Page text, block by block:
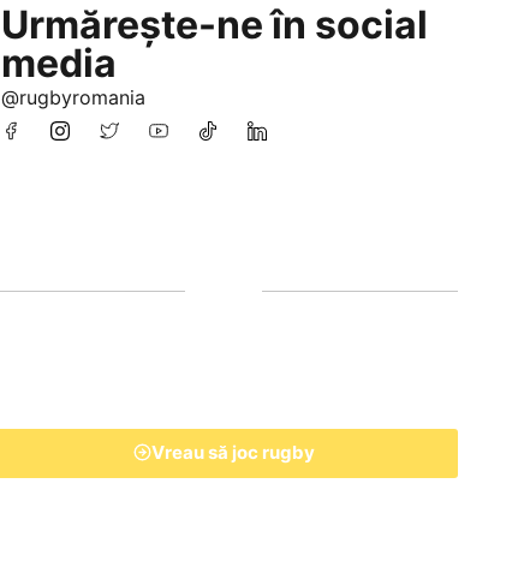
Urmărește-ne în social
media
@rugbyromania
Vreau să joc rugby